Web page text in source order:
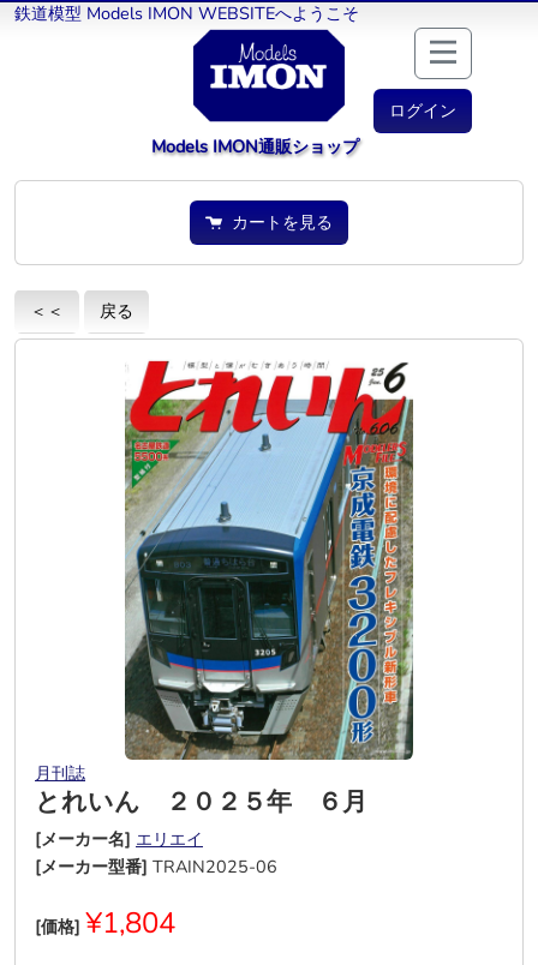
鉄道模型 Models IMON WEBSITEへようこそ
ログイン
Models IMON通販ショップ
カートを見る
＜＜ 戻る
月刊誌
とれいん ２０２５年 ６月
[メーカー名] エリエイ
[メーカー型番] TRAIN2025-06
[価格] ¥1,804